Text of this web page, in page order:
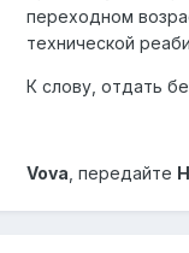
переходном
технической
К слову, отдать
Vova , передайте